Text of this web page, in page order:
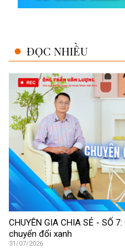
ĐỌC NHIỀU
CHUYÊN GIA CHIA SẺ - SỐ
chuyển đổi xanh
31/07/2026